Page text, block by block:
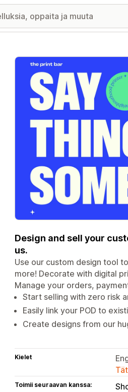
Esittelykuvagalleria
Design and sell your
us.
Use our custom design tool
more! Decorate with digital
Manage your orders,
Start selling with zero risk
Easily link your POD to
Create designs from our
Kielet
Toimii seuraavan kanssa: